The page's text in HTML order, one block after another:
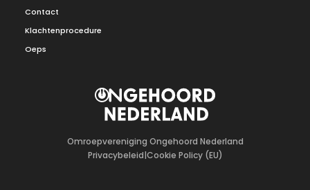
Contact
Klachtenprocedure
Oeps
Omroepvereniging Ongehoord Nederland
Privacybeleid|Cookie Policy (EU)